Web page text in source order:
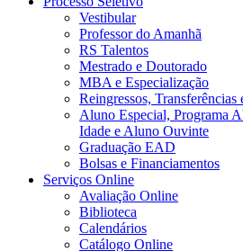
Vestibular
Professor do Amanhã
RS Talentos
Mestrado e Doutorado
MBA e Especialização
Reingressos,
Aluno Especial, Programa
Idade e Aluno Ouvinte
Graduação EAD
Bolsas e Financiamentos
Serviços Online
Avaliação Online
Biblioteca
Calendários
Catálogo Online